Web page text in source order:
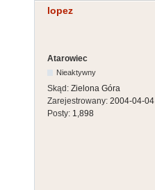
lopez
Atarowiec
Nieaktywny
Skąd: Zielona Góra
Zarejestrowany: 2004-04-04
Posty: 1,898